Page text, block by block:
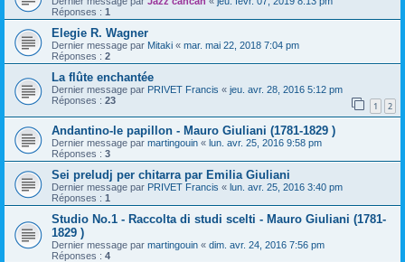
Réponses : 1
Elegie R. Wagner
Dernier message par Mitaki « mar. mai 22, 2018 7:04 pm
Réponses : 2
La flûte enchantée
Dernier message par PRIVET Francis « jeu. avr. 28, 2016 5:12 pm
Réponses : 23 1 2
Andantino-le papillon - Mauro Giuliani (1781-1829 )
Dernier message par martingouin « lun. avr. 25, 2016 9:58 pm
Réponses : 3
Sei preludj per chitarra par Emilia Giuliani
Dernier message par PRIVET Francis « lun. avr. 25, 2016 3:40 pm
Réponses : 1
Studio No.1 - Raccolta di studi scelti - Mauro Giuliani (1781-
1829 )
Dernier message par martingouin « dim. avr. 24, 2016 7:56 pm
Réponses : 4